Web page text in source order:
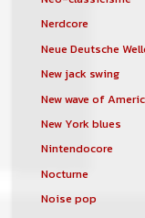
Nerdcore
Neue Deutsche
New jack swing
New wave of
New York blues
Nintendocore
Nocturne
Noise pop